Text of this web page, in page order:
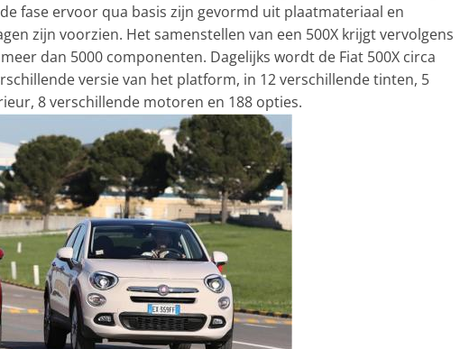
fase ervoor qua basis zijn gevormd uit plaatmateriaal en
zijn voorzien. Het samenstellen van een 500X krijgt vervolgens
dan 5000 componenten. Dagelijks wordt de Fiat 500X circa
versie van het platform, in 12 verschillende tinten, 5
8 verschillende motoren en 188 opties.